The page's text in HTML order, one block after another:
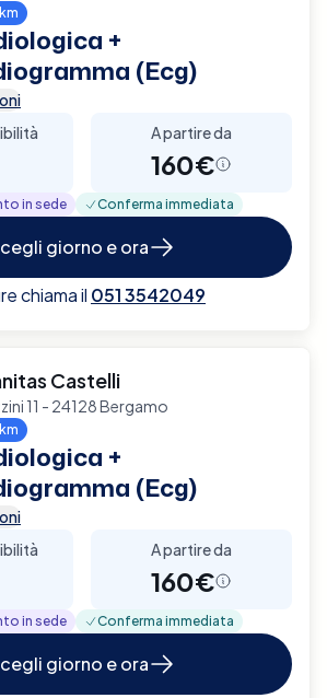
+
(Ecg)
A partire da
160€
in sede Conferma immediata
giorno e ora
chiama il 051 3542049
Castelli
11 - 24128 Bergamo
+
(Ecg)
A partire da
160€
in sede Conferma immediata
giorno e ora